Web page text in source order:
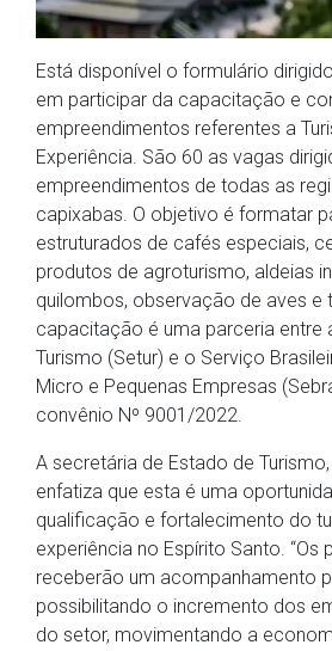
Está disponível o formulário
em participar da capacitação e
empreendimentos referentes a
Experiência. São 60 as vagas
empreendimentos de todas as
capixabas. O objetivo é formatar
estruturados de cafés especiais,
produtos de agroturismo, aldeias
quilombos, observação de aves e
capacitação é uma parceria entre
Turismo (Setur) e o Serviço
Micro e Pequenas Empresas
convênio Nº 9001/2022.
A secretária de Estado de
enfatiza que esta é uma
qualificação e fortalecimento do
experiência no Espírito Santo. “Os
receberão um acompanhamento
possibilitando o incremento dos
do setor, movimentando a